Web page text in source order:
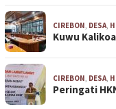
CIREBON DESA
Kuwu
CIREBON DESA
Peringati